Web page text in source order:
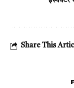
Share This